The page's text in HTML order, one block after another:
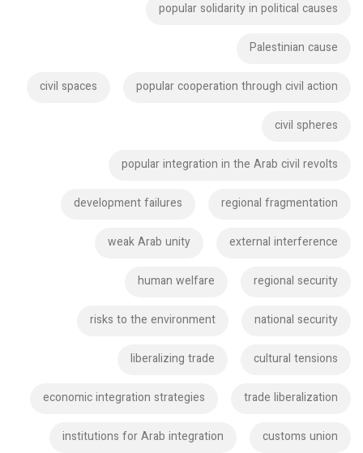
popular solidarity in political causes
Palestinian cause
popular cooperation through civil action
civil spaces
civil spheres
popular integration in the Arab civil revolts
regional fragmentation
development failures
external interference
weak Arab unity
regional security
human welfare
national security
risks to the environment
cultural tensions
liberalizing trade
trade liberalization
economic integration strategies
customs union
institutions for Arab integration